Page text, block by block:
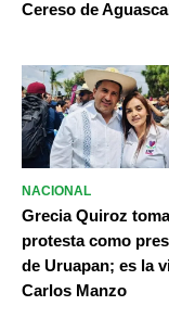
Cereso de
NACIONAL
Grecia Quiroz
protesta como
de Uruapan; es la
Carlos Manzo